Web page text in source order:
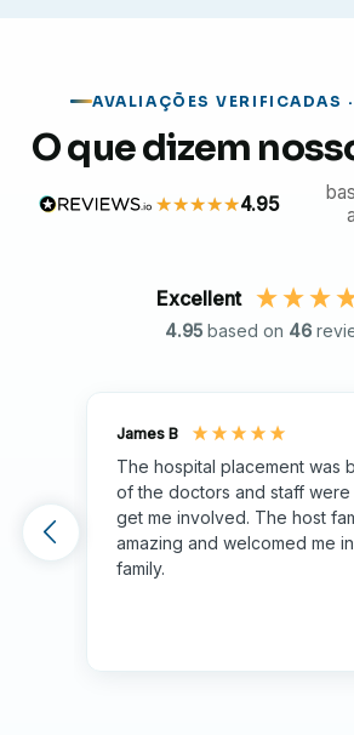
Explore o patrimônio
Peru, incluindo Machu Picchu.
Mergulhe nas tradições, cultura
Peru.
AVALIAÇÕES VERIFICADAS
O que dizem
4.95
Excellent
4.95 based on 46
James B
The hospital placement was
of the doctors and staff
get me involved. The host
amazing and welcomed me
family.